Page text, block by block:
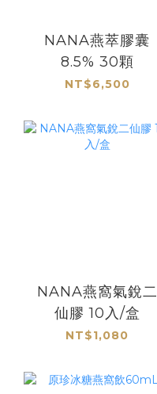
NANA燕萃膠囊
8.5% 30顆
NT$6,500
NANA燕窩氣銳二
仙膠 10入/盒
NT$1,080